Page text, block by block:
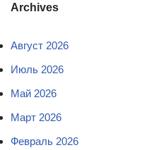
Archives
Август 2026
Июль 2026
Май 2026
Март 2026
Февраль 2026